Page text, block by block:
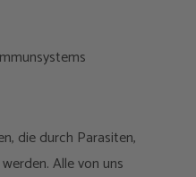
die durch Parasiten,
Alle von uns